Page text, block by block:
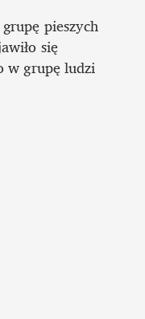
pieszych
się
w grupę ludzi